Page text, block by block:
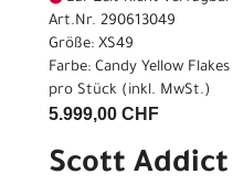
Art.Nr. 290613049
Größe: XS49
Farbe: Candy Yellow Flakes
pro Stück (inkl. MwSt.)
5.999,00 CHF
Scott Addict